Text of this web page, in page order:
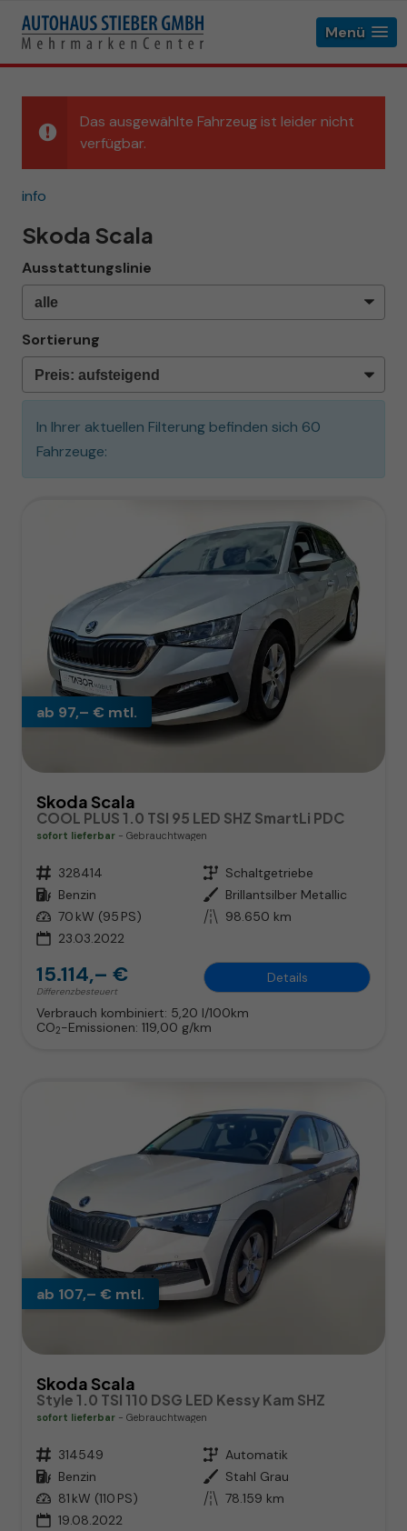
Menü
Das ausgewählte Fahrzeug ist leider nicht
verfügbar.
info
Skoda Scala
Ausstattungslinie
Sortierung
In Ihrer aktuellen Filterung befinden sich 60
Fahrzeuge:
ab 97,– € mtl.
Skoda Scala
COOL PLUS 1.0 TSI 95 LED SHZ SmartLi PDC
sofort lieferbar Gebrauchtwagen
Fahrzeugnr. 328414 Getriebe Schaltgetriebe
Kraftstoff Benzin Außenfarbe Brillantsilber Metallic
Leistung 70 kW (95 PS) Kilometerstand 98.650 km
23.03.2022
15.114,– €
Differenzbesteuert
Details
Verbrauch kombiniert: 5,20 l/100km
CO2-Emissionen: 119,00 g/km
ab 107,– € mtl.
Skoda Scala
Style 1.0 TSI 110 DSG LED Kessy Kam SHZ
sofort lieferbar Gebrauchtwagen
Fahrzeugnr. 314549 Getriebe Automatik
Kraftstoff Benzin Außenfarbe Stahl Grau
Leistung 81 kW (110 PS) Kilometerstand 78.159 km
19.08.2022